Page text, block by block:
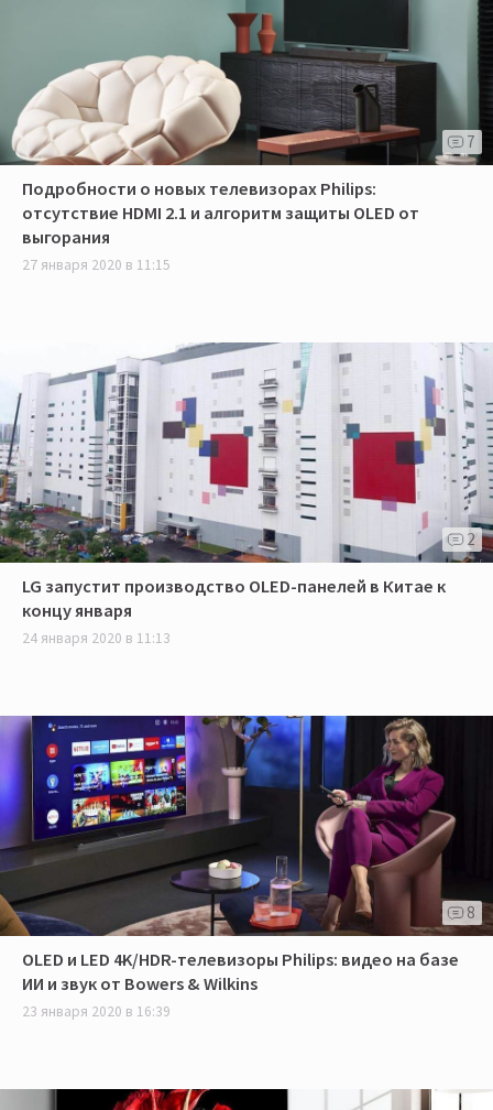
7
Подробности о новых телевизорах Philips:
отсутствие HDMI 2.1 и алгоритм защиты OLED от
выгорания
27 января 2020 в 11:15
2
LG запустит производство OLED-панелей в Китае к
концу января
24 января 2020 в 11:13
8
OLED и LED 4K/HDR-телевизоры Philips: видео на базе
ИИ и звук от Bowers & Wilkins
23 января 2020 в 16:39